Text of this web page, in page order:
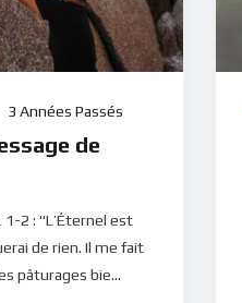
3 Années Passés
de
1-2 : "L’Éternel est
de rien. Il me fait
pâturages bie...